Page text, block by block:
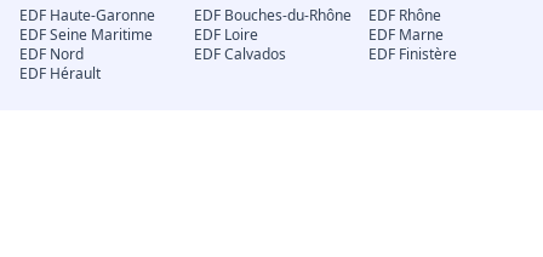
EDF Haute-Garonne EDF Bouches-du-Rhône
EDF Rhône
EDF Seine Maritime
EDF Loire
EDF Marne
EDF Nord
EDF Calvados
EDF Finistère
EDF Hérault